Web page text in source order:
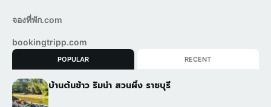
จองที่พัก.com
bookingtripp.com
POPULAR RECENT
บ้านต้นข้าว ริมน้ำ สวนผึ้ง ราชบุรี